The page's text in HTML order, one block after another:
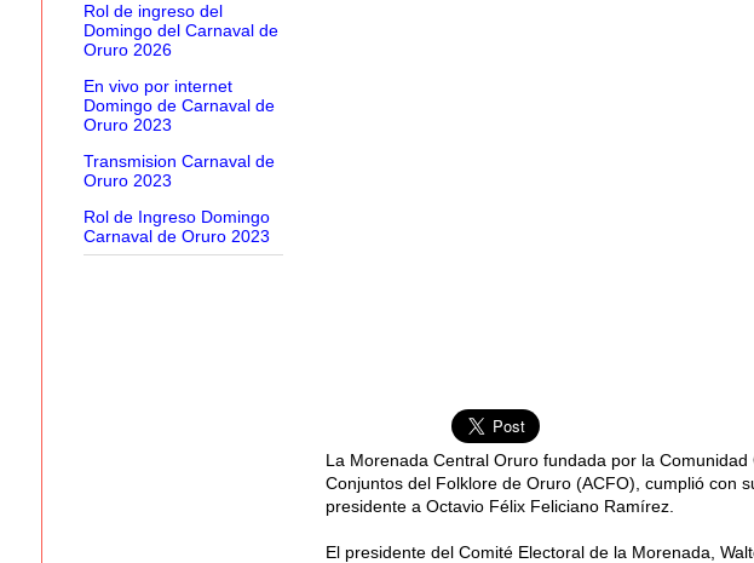
La Morenada Central Oruro fundada por la
Conjuntos del Folklore de Oruro (ACFO), cumplió con
presidente a Octavio Félix Feliciano Ramírez.
El presidente del Comité Electoral de la Morenada,
Rol de ingreso del
Domingo del Carnaval de
Oruro 2026
En vivo por internet
Domingo de Carnaval de
Oruro 2023
Transmision Carnaval de
Oruro 2023
Rol de Ingreso Domingo
Carnaval de Oruro 2023